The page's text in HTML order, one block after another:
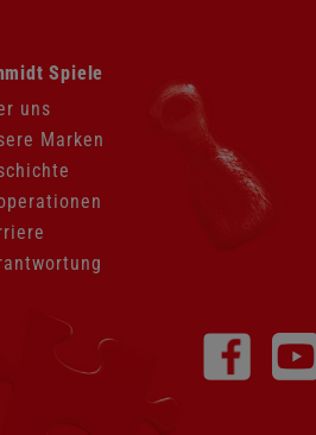
Spiele
uns
Marken